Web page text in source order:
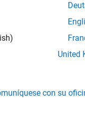
United
con su